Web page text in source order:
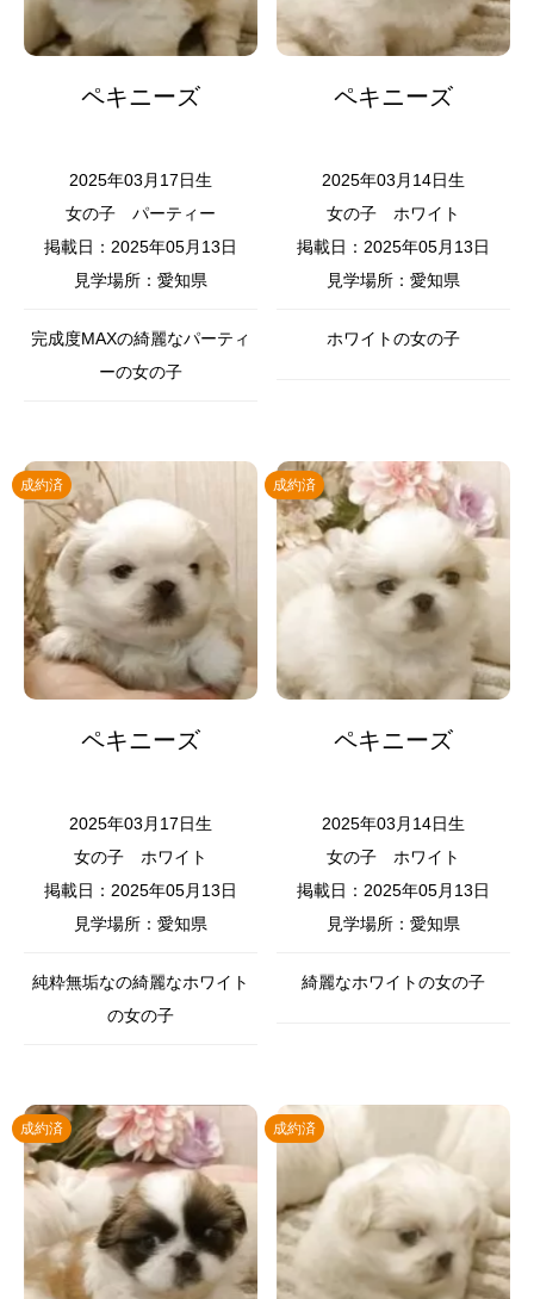
ペキニーズ
2025年03月17日生
女の子
パーティー
掲載日：2025年05月13日
見学場所：愛知県
完成度MAXの綺麗なパーティ
ーの女の子
ペキニーズ
2025年03月14日生
女の子
ホワイト
掲載日：2025年05月13日
見学場所：愛知県
ホワイトの女の子
成約済
ペキニーズ
2025年03月17日生
女の子
ホワイト
掲載日：2025年05月13日
見学場所：愛知県
純粋無垢なの綺麗なホワイト
の女の子
成約済
ペキニーズ
2025年03月14日生
女の子
ホワイト
掲載日：2025年05月13日
見学場所：愛知県
綺麗なホワイトの女の子
成約済 成約済